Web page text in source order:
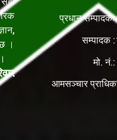
।
प्रधान सम्पादकः
सम्पादक :
मो. नं.:
आमसञ्चार